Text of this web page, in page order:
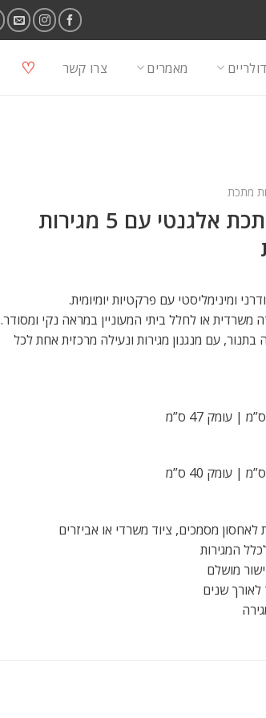
מאמרים צרו קשר ♡
מתכת
FIVE – ארון מתכת אלגנטי עם 5 מגירות
משרדית או לחלל ביתי המעוניין במראה נקי ומסודר.
עם מנגנון מגירות ונעילה מרכזית אחת לכל
המגירות
מושלם
שנים